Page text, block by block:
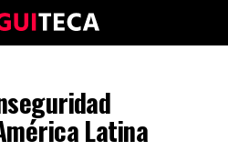
Latina